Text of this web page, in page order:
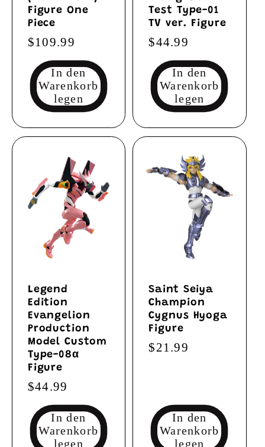
Figure One
Piece
Normaler
Preis
$109.99
In den
Warenkorb
legen
Test Type-01
TV ver. Figure
Normaler
Preis
$44.99
In den
Warenkorb
legen
Legend
Edition
Evangelion
Production
Model Custom
Type-08α
Figure
Normaler
Preis
$44.99
In den
Warenkorb
legen
Saint Seiya
Champion
Cygnus Hyoga
Figure
Normaler
$21.99
In den
Warenkorb
legen